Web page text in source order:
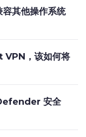
其他操作系统
VPN，该如何将
安全